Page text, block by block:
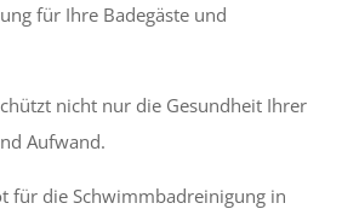
für Ihre Badegäste und
nicht nur die Gesundheit Ihrer
Aufwand.
für die Schwimmbadreinigung in